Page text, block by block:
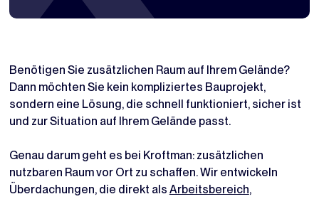
Benötigen Sie zusätzlichen Raum auf Ihrem Gelände?
Dann möchten Sie kein kompliziertes Bauprojekt,
sondern eine Lösung, die schnell funktioniert, sicher ist
und zur Situation auf Ihrem Gelände passt.
Genau darum geht es bei Kroftman: zusätzlichen
nutzbaren Raum vor Ort zu schaffen. Wir entwickeln
Überdachungen, die direkt als Arbeitsbereich,